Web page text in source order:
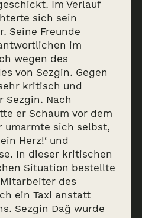
Im Verlauf
sich sein
Seine Freunde
im
wegen des
von Sezgin. Gegen
kritisch und
Nach
er Schaum vor dem
umarmte sich selbst,
Herz!‘ und
In dieser kritischen
Situation bestellte
des
ein Taxi anstatt
Sezgin Dağ wurde